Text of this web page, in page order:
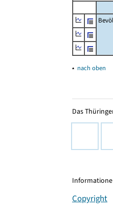
▴ nach oben
Das
Copyright